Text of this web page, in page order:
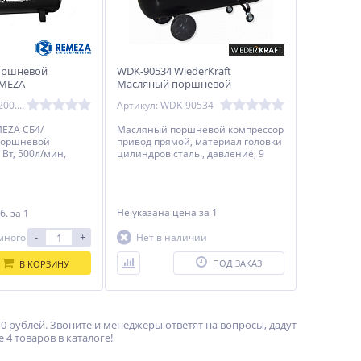
Артикул: СБ4/С-200.LB30-3.0
СБ4/
500л/мин,
за 1
- +
В КОРЗИНУ
WDK-90534 WiederKraft
Масляный поршневой
Артикул: WDK-90534
Масляный поршневой компрессор
привод прямой, материал головки
цилиндров сталь , давление, 9
Не указана цена за 1
Нет в наличии
ПОД ЗАКАЗ
Звоните и менеджеры ответят на вопросы, дадут
товаров в каталоге!